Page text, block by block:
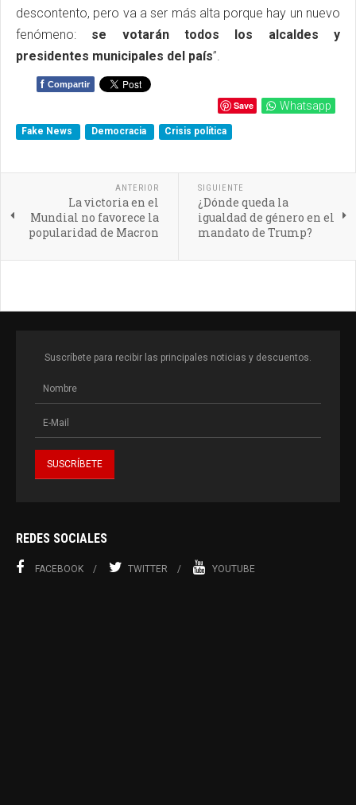
descontento, pero va a ser más alta porque hay un nuevo
fenómeno: se votarán todos los alcaldes y
presidentes municipales del país”.
f Compartir
Save Whatsapp
Fake News Democracia Crisis política
ANTERIOR
La victoria en el
Mundial no favorece la
popularidad de Macron
SIGUIENTE
¿Dónde queda la
igualdad de género en el
mandato de Trump?
Suscríbete para recibir las principales noticias y descuentos.
REDES SOCIALES
FACEBOOK TWITTER YOUTUBE